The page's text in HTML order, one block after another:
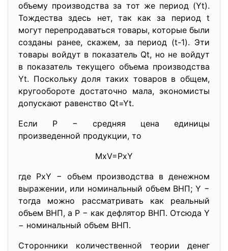
объему производства за тот же период (Yt).
Тождества здесь нет, так как за период t
могут перепродаваться товары, которые были
созданы ранее, скажем, за период (t-1). Эти
товары войдут в показатель Qt, но не войдут
в показатель текущего объема производства
Yt. Поскольку доля таких товаров в общем,
кругообороте достаточно мала, экономисты
допускают равенство Qt=Yt.
Если Р − средняя цена единицы
произведенной продукции, то
MхV=PхY
где РхY − объем производства в денежном
выражении, или номинальный объем ВНП; Y −
тогда можно рассматривать как реальный
объем ВНП, а P − как дефлятор ВНП. Отсюда Y
− номинальный объем ВНП.
Сторонники количественной теории денег